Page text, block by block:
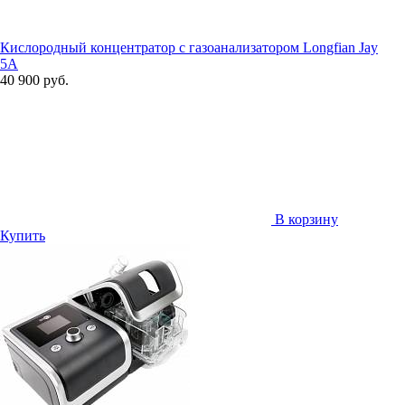
Кислородный концентратор с газоанализатором Longfian Jay
5A
40 900 руб.
В корзину
Купить